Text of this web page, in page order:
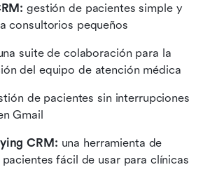
gestión de pacientes simple y
consultorios pequeños
suite de colaboración para la
del equipo de atención médica
de pacientes sin interrupciones
Gmail
CRM: una herramienta de
fácil de usar para clínicas